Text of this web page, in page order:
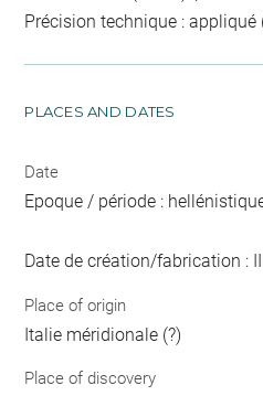
Précision technique : appliqué
PLACES AND DATES
Date
Epoque / période :
Date de création/fabrication :
Place of origin
Italie méridionale (?)
Place of discovery